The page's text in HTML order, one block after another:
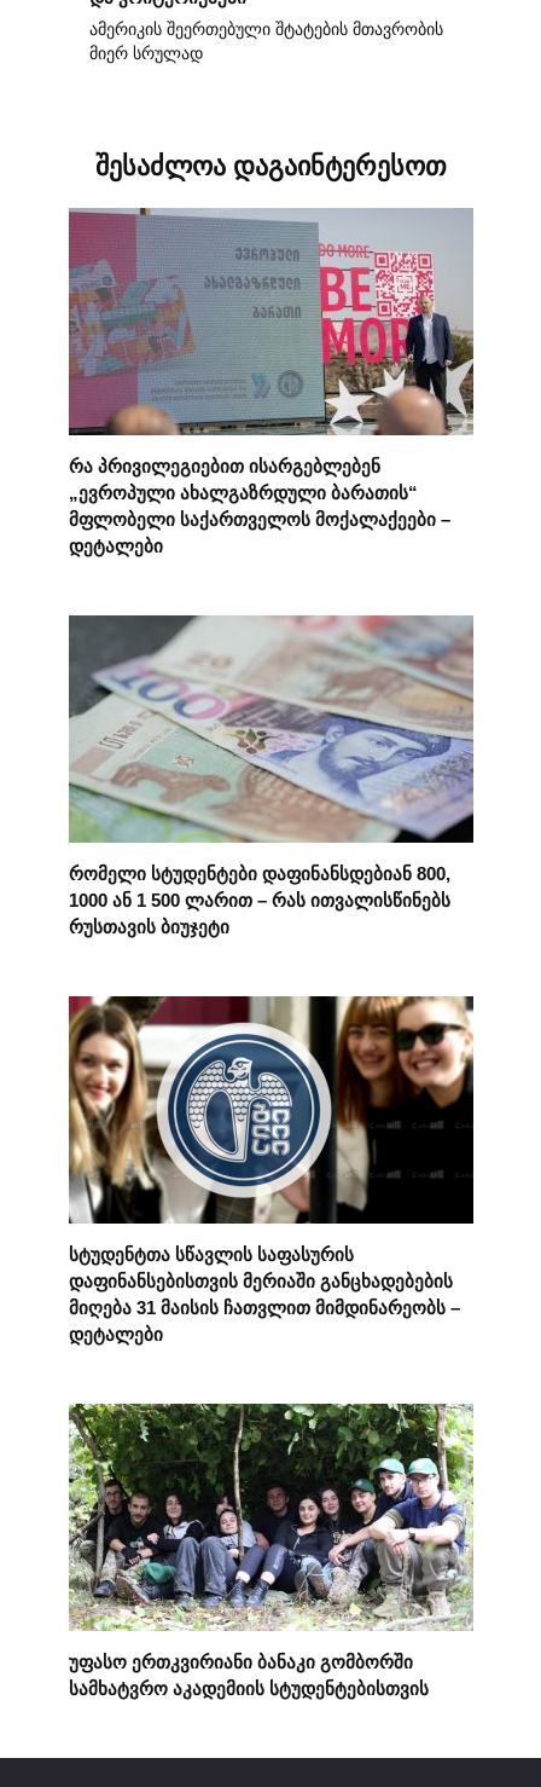
ამერიკის შეერთებული შტატების მთავრობის
მიერ სრულად
შესაძლოა დაგაინტერესოთ
რა პრივილეგიებით ისარგებლებენ
„ევროპული ახალგაზრდული ბარათის“
მფლობელი საქართველოს მოქალაქეები –
დეტალები
რომელი სტუდენტები დაფინანსდებიან 800,
1000 ან 1 500 ლარით – რას ითვალისწინებს
რუსთავის ბიუჯეტი
სტუდენტთა სწავლის საფასურის
დაფინანსებისთვის მერიაში განცხადებების
მიღება 31 მაისის ჩათვლით მიმდინარეობს –
დეტალები
უფასო ერთკვირიანი ბანაკი გომბორში
სამხატვრო აკადემიის სტუდენტებისთვის